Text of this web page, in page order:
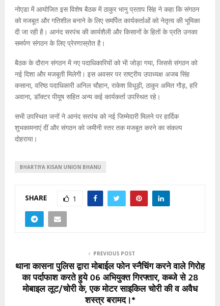
नोएडा में आयोजित इस विशेष बैठक में ठाकुर भानु प्रताप सिंह ने कहा कि संगठन
को मजबूत और गतिशील बनाने के लिए समर्पित कार्यकर्ताओं को नेतृत्व की भूमिका
दी जा रही है। आनंद सरपंच की कार्यशैली और किसानों के हितों के प्रति उनका
समर्पण संगठन के लिए प्रेरणास्रोत है।
बैठक के दौरान संगठन में नए पदाधिकारियों को भी जोड़ा गया, जिससे संगठन को
नई दिशा और मजबूती मिलेगी। इस अवसर पर राष्ट्रीय उपाध्यक्ष अजब सिंह
कसाना, वरिष्ठ पदाधिकारी अनिल चौहान, राकेश विधूड़ी, ठाकुर अमित गौड़, हरि
अवाना, डॉक्टर पीयूष सहित अन्य कई कार्यकर्ता उपस्थित रहे।
सभी उपस्थित जनों ने आनंद सरपंच को नई जिम्मेदारी मिलने पर हार्दिक
शुभकामनाएं दीं और संगठन को जमीनी स्तर तक मजबूत करने का संकल्प
दोहराया।
BHARTIYA KISAN UNION BHANU
SHARE 1
PREVIOUS POST
थाना कासना पुलिस द्वारा मोबाईल फोन स्नैचिंग करने वाले गिरोह
का पर्दाफाश करते हुये 06 अभियुक्त गिरफ्तार, कब्जे से 28
मोबाइल लूट/चोरी के, एक मोटर साइकिल चोरी की व अवैध
शस्त्र बरामद।*